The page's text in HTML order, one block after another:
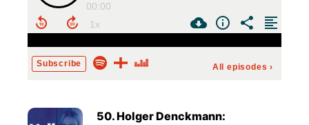
00:00
Subscribe All episodes ›
50. Holger Denckmann: